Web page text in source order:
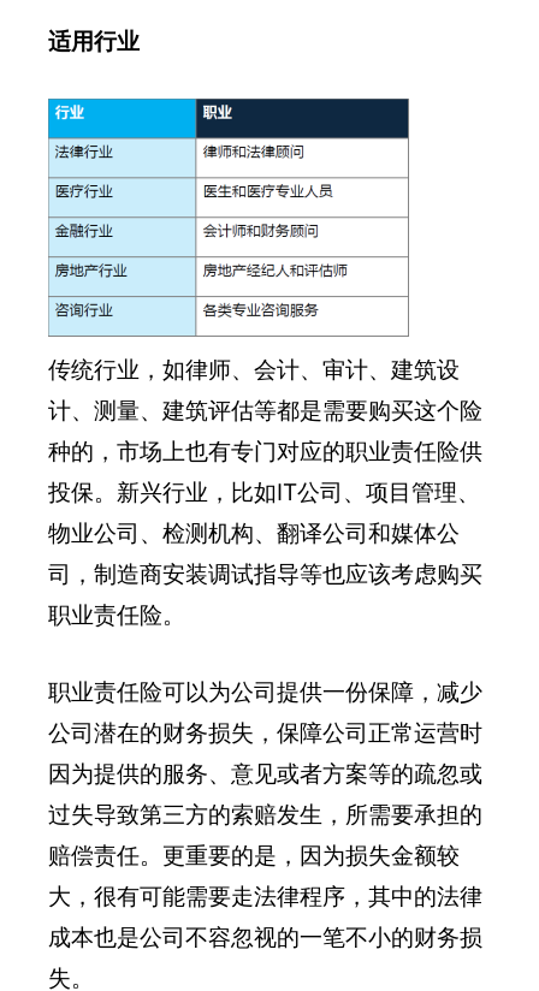
适用行业
传统行业，如律师、会计、审计、建筑设
计、测量、建筑评估等都是需要购买这个险
种的，市场上也有专门对应的职业责任险供
投保。新兴行业，比如IT公司、项目管理、
物业公司、检测机构、翻译公司和媒体公
司，制造商安装调试指导等也应该考虑购买
职业责任险。
职业责任险可以为公司提供一份保障，减少
公司潜在的财务损失，保障公司正常运营时
因为提供的服务、意见或者方案等的疏忽或
过失导致第三方的索赔发生，所需要承担的
赔偿责任。更重要的是，因为损失金额较
大，很有可能需要走法律程序，其中的法律
成本也是公司不容忽视的一笔不小的财务损
失。